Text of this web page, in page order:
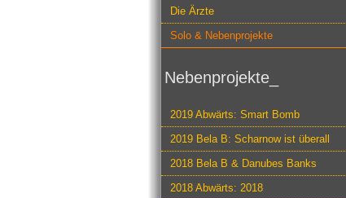
Die Ärzte
Solo & Nebenprojekte
Nebenprojekte_
2019 Abwärts: Smart Bomb
2019 Bela B: Scharnow ist überall
2018 Bela B & Danubes Banks
2018 Abwärts: 2018